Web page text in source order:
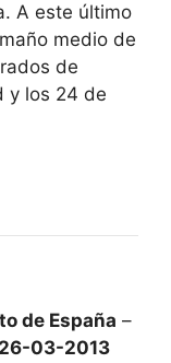
A este último
medio de
de
y los 24 de
de España –
26-03-2013